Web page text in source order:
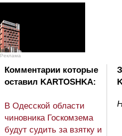
Реклама
Комментарии которые
оставил KARTOSHKA:
В Одесской области
чиновника Госкомзема
будут судить за взятку и